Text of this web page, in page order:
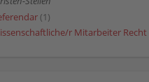
(1)
r Mitarbeiter Recht